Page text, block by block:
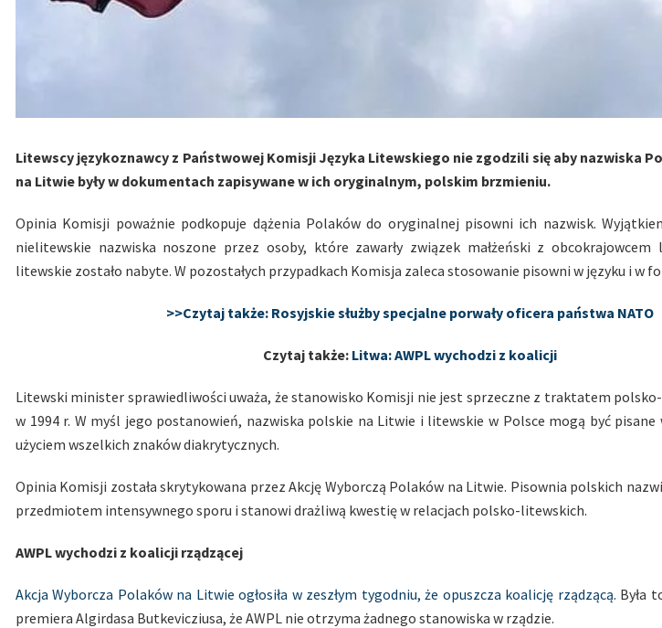
Litewscy językoznawcy z Państwowej Komisji Języka Litewskiego nie zgodzili się aby nazwiska
na Litwie były w dokumentach zapisywane w ich oryginalnym, polskim brzmieniu.
Opinia Komisji poważnie podkopuje dążenia Polaków do oryginalnej pisowni ich nazwisk.
nielitewskie nazwiska noszone przez osoby, które zawarły związek małżeński z
litewskie zostało nabyte. W pozostałych przypadkach Komisja zaleca stosowanie pisowni w języku i w
>>Czytaj także: Rosyjskie służby specjalne porwały oficera państwa NATO
Czytaj także: Litwa: AWPL wychodzi z koalicji
Litewski minister sprawiedliwości uważa, że stanowisko Komisji nie jest sprzeczne z traktatem
w 1994 r. W myśl jego postanowień, nazwiska polskie na Litwie i litewskie w Polsce mogą być
użyciem wszelkich znaków diakrytycznych.
Opinia Komisji została skrytykowana przez Akcję Wyborczą Polaków na Litwie. Pisownia polskich
przedmiotem intensywnego sporu i stanowi drażliwą kwestię w relacjach polsko-litewskich.
AWPL wychodzi z koalicji rządzącej
Akcja Wyborcza Polaków na Litwie ogłosiła w zeszłym tygodniu, że opuszcza koalicję rządzącą. Była
premiera Algirdasa Butkevicziusa, że AWPL nie otrzyma żadnego stanowiska w rządzie.